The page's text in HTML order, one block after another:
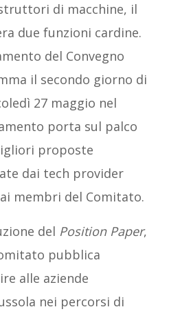
di macchine, il
due funzioni cardine.
del Convegno
il secondo giorno di
27 maggio nel
porta sul palco
proposte
dai tech provider
membri del Comitato.
del Position Paper,
pubblica
alle aziende
nei percorsi di